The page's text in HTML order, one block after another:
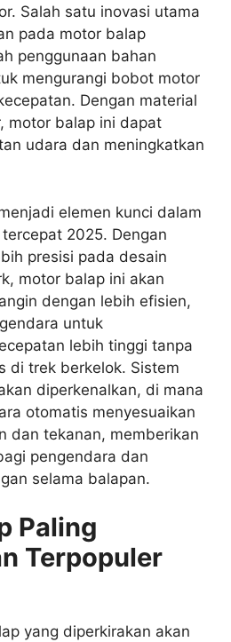
Salah satu inovasi utama
pada motor balap
penggunaan bahan
mengurangi bobot motor
Dengan material
motor balap ini dapat
udara dan meningkatkan
elemen kunci dalam
2025. Dengan
presisi pada desain
motor balap ini akan
dengan lebih efisien,
untuk
lebih tinggi tanpa
di trek berkelok. Sistem
diperkenalkan, di mana
otomatis menyesuaikan
dan tekanan, memberikan
pengendara dan
selama balapan.
Paling
Terpopuler
yang diperkirakan akan